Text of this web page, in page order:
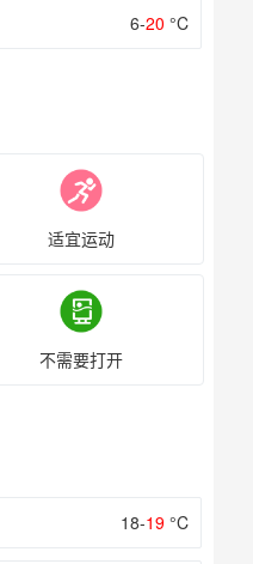
6-20 °C
适宜运动
不需要打开
18-19 °C